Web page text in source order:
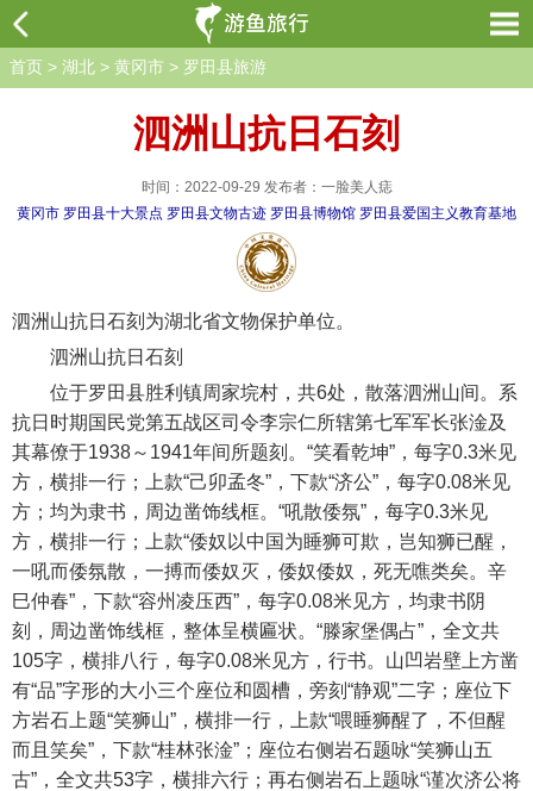
首页 > 湖北 > 黄冈市 > 罗田县旅游
泗洲山抗日石刻
时间：2022-09-29 发布者：一脸美人痣
黄冈市 罗田县十大景点 罗田县文物古迹 罗田县博物馆 罗田县爱国主义教育基地
泗洲山抗日石刻为湖北省文物保护单位。
泗洲山抗日石刻
位于罗田县胜利镇周家垸村，共6处，散落泗洲山间。系
抗日时期国民党第五战区司令李宗仁所辖第七军军长张淦及
其幕僚于1938～1941年间所题刻。“笑看乾坤”，每字0.3米见
方，横排一行；上款“己卯孟冬”，下款“济公”，每字0.08米见
方；均为隶书，周边凿饰线框。“吼散倭氛”，每字0.3米见
方，横排一行；上款“倭奴以中国为睡狮可欺，岂知狮已醒，
一吼而倭氛散，一搏而倭奴灭，倭奴倭奴，死无噍类矣。辛
巳仲春”，下款“容州凌压西”，每字0.08米见方，均隶书阴
刻，周边凿饰线框，整体呈横匾状。“滕家堡偶占”，全文共
105字，横排八行，每字0.08米见方，行书。山凹岩壁上方凿
有“品”字形的大小三个座位和圆槽，旁刻“静观”二字；座位下
方岩石上题“笑狮山”，横排一行，上款“喂睡狮醒了，不但醒
而且笑矣”，下款“桂林张淦”；座位右侧岩石题咏“笑狮山五
古”，全文共53字，横排六行；再右侧岩石上题咏“谨次济公将